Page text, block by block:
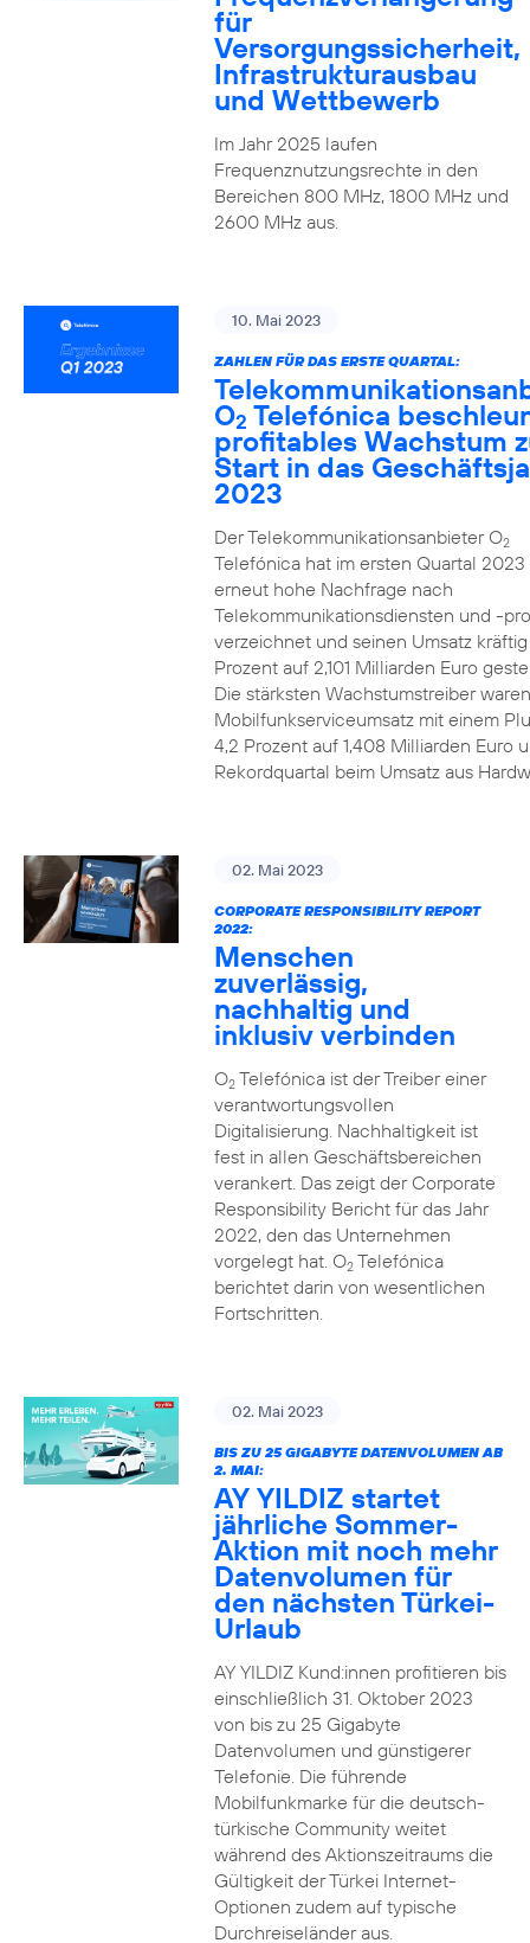
für
Versorgungssicherheit,
Infrastrukturausbau
und Wettbewerb
Im Jahr 2025 laufen
Frequenznutzungsrechte in den
Bereichen 800 MHz, 1800 MHz und
2600 MHz aus.
10. Mai 2023
ZAHLEN FÜR DAS ERSTE QUARTAL:
O2 Telefónica
profitables Wachstum
Start in das
2023
Der Telekommunikationsanbieter O2
Telefónica hat im ersten Quartal 2023
erneut hohe Nachfrage nach
Telekommunikationsdiensten und -
verzeichnet und seinen Umsatz
Prozent auf 2,101 Milliarden Euro
Die stärksten Wachstumstreiber
Mobilfunkserviceumsatz mit einem
4,2 Prozent auf 1,408 Milliarden Euro
Rekordquartal beim Umsatz aus
02. Mai 2023
CORPORATE RESPONSIBILITY REPORT
2022:
Menschen
zuverlässig,
nachhaltig und
inklusiv verbinden
O2Telefónica ist der Treiber einer
verantwortungsvollen
Digitalisierung. Nachhaltigkeit ist
fest in allen Geschäftsbereichen
verankert. Das zeigt der Corporate
Responsibility Bericht für das Jahr
2022, den das Unternehmen
vorgelegt hat. O2Telefónica
berichtet darin von wesentlichen
Fortschritten.
02. Mai 2023
BIS ZU 25 GIGABYTE DATENVOLUMEN AB
2. MAI:
AY YILDIZ startet
jährliche Sommer-
Aktion mit noch mehr
Datenvolumen für
den nächsten Türkei-
Urlaub
AY YILDIZ Kund:innen profitieren bis
einschließlich 31. Oktober 2023
von bis zu 25 Gigabyte
Datenvolumen und günstigerer
Telefonie. Die führende
Mobilfunkmarke für die deutsch-
türkische Community weitet
während des Aktionszeitraums die
Gültigkeit der Türkei Internet-
Optionen zudem auf typische
Durchreiseländer aus.